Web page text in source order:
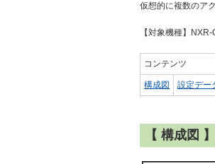
仮想的に複数のア
【対象機種】
コンテンツ
構成図 設定デー
【 構成図 】